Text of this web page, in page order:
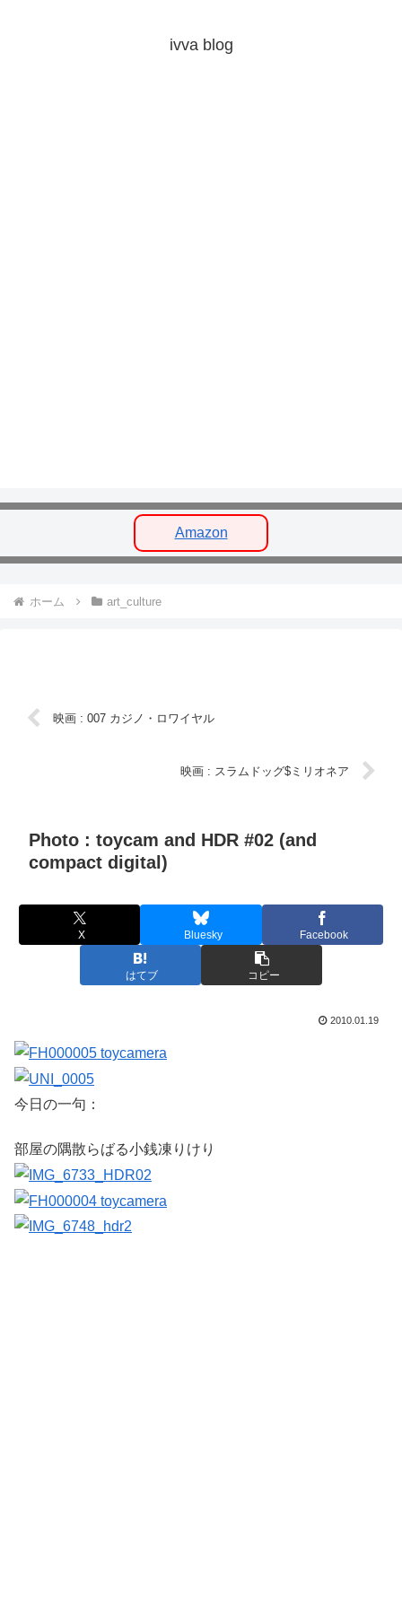
ivva blog
Amazon
ホーム art_culture
映画 : 007 カジノ・ロワイヤル
映画 : スラムドッグ$ミリオネア
Photo : toycam and HDR #02 (and
compact digital)
X Bluesky Facebook
はてブ コピー
2010.01.19
今日の一句：
部屋の隅散らばる小銭凍りけり